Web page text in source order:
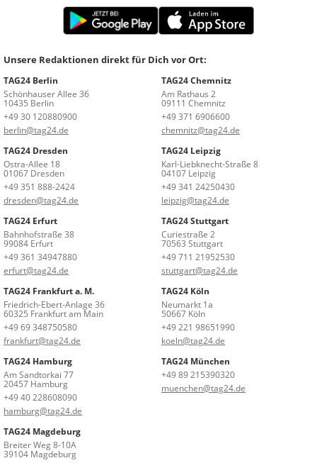
Unsere Redaktionen direkt für Dich vor Ort:
TAG24 Berlin
Schönhauser Allee 36
10435 Berlin
+49 30 120880900
berlin@tag24.de
TAG24 Chemnitz
Am Rathaus 2
09111 Chemnitz
+49 371 6906600
chemnitz@tag24.de
TAG24 Dresden
Ostra-Allee 18
01067 Dresden
+49 351 888-2424
dresden@tag24.de
TAG24 Leipzig
Karl-Liebknecht-Straße 8
04107 Leipzig
+49 341 24250430
leipzig@tag24.de
TAG24 Erfurt
Bahnhofstraße 38
99084 Erfurt
+49 361 34947880
erfurt@tag24.de
TAG24 Stuttgart
Curiestraße 2
70563 Stuttgart
+49 711 21952530
stuttgart@tag24.de
TAG24 Frankfurt a. M.
Friedrich-Ebert-Anlage 36
60325 Frankfurt am Main
+49 69 348750580
frankfurt@tag24.de
TAG24 Köln
Neumarkt 1a
50667 Köln
+49 221 98651990
koeln@tag24.de
TAG24 Hamburg
Am Sandtorkai 77
20457 Hamburg
+49 40 228608090
hamburg@tag24.de
TAG24 München
+49 89 215390320
muenchen@tag24.de
TAG24 Magdeburg
Breiter Weg 8-10A
39104 Magdeburg